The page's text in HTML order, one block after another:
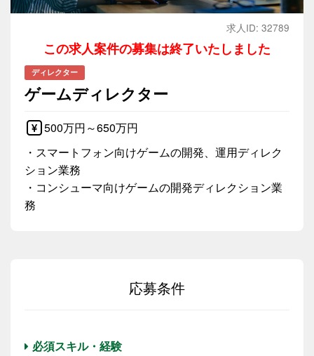
求人ID: 32789
この求人案件の募集は終了いたしました
ディレクター
ゲームディレクター
500万円～650万円
・スマートフォン向けゲームの開発、運用ディレク
ション業務
・コンシューマ向けゲームの開発ディレクション業
務
応募条件
必須スキル・経験